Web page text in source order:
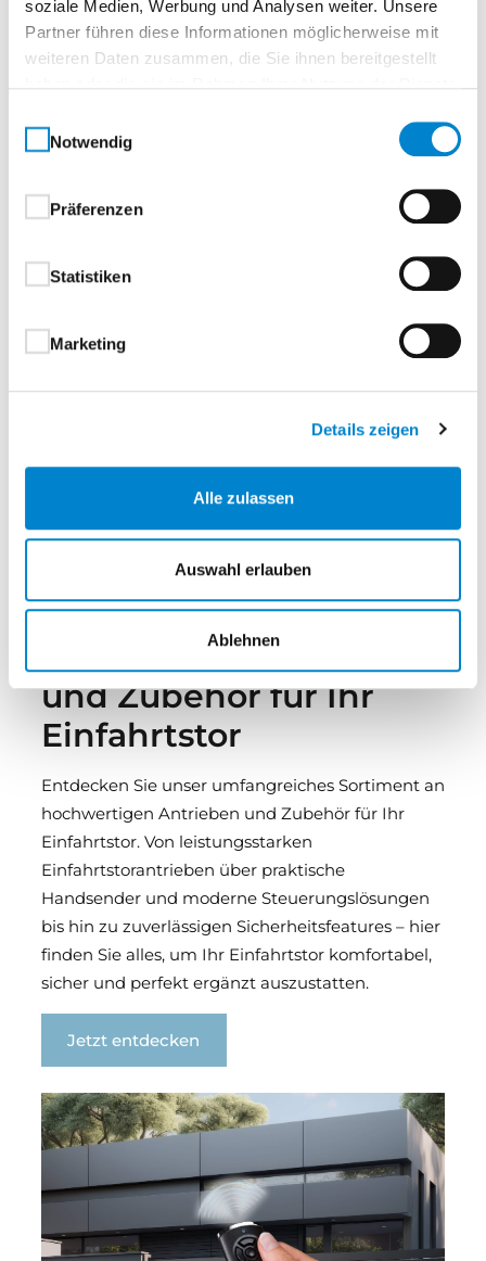
soziale Medien, Werbung und Analysen weiter. Unsere
Partner führen diese Informationen möglicherweise mit
weiteren Daten zusammen, die Sie ihnen bereitgestellt
Notwendig
Präferenzen
Statistiken
Marketing
Details zeigen
Alle zulassen
Auswahl erlauben
Ablehnen
Industrie
Antriebe, Handsender
und Zubehör für Ihr
Einfahrtstor
Entdecken Sie unser umfangreiches Sortiment an
hochwertigen Antrieben und Zubehör für Ihr
Einfahrtstor. Von leistungsstarken
Einfahrtstorantrieben über praktische
Handsender und moderne Steuerungslösungen
bis hin zu zuverlässigen Sicherheitsfeatures – hier
finden Sie alles, um Ihr Einfahrtstor komfortabel,
sicher und perfekt ergänzt auszustatten.
Jetzt entdecken